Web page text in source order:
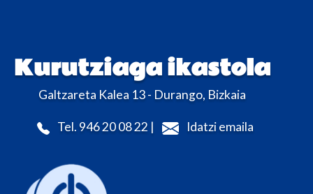
Kurutziaga ikastola
Galtzareta Kalea 13 - Durango, Bizkaia
Tel. 946 20 08 22 | Idatzi emaila